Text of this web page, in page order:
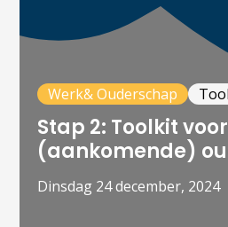
Werk& Ouderschap
Stap 2: Toolkit voor
(aankomende)
dinsdag 24 december, 2024